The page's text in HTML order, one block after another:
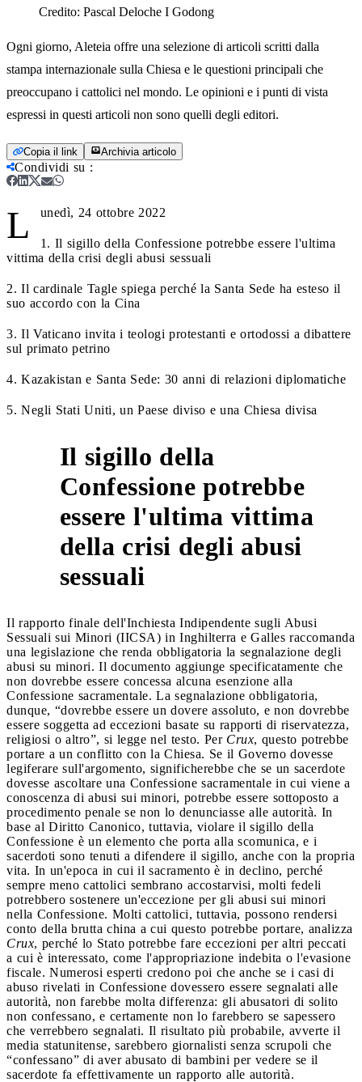
Credito: Pascal Deloche I Godong
Ogni giorno, Aleteia offre una selezione di articoli scritti dalla
stampa internazionale sulla Chiesa e le questioni principali che
preoccupano i cattolici nel mondo. Le opinioni e i punti di vista
espressi in questi articoli non sono quelli degli editori.
Copia il link Archivia articolo
Condividi su :
L unedì, 24 ottobre 2022
1. Il sigillo della Confessione potrebbe essere l'ultima
vittima della crisi degli abusi sessuali
2. Il cardinale Tagle spiega perché la Santa Sede ha esteso il
suo accordo con la Cina
3. Il Vaticano invita i teologi protestanti e ortodossi a dibattere
sul primato petrino
4. Kazakistan e Santa Sede: 30 anni di relazioni diplomatiche
5. Negli Stati Uniti, un Paese diviso e una Chiesa divisa
Il sigillo della
Confessione potrebbe
essere l'ultima vittima
della crisi degli abusi
sessuali
Il rapporto finale dell'Inchiesta Indipendente sugli Abusi
Sessuali sui Minori (IICSA) in Inghilterra e Galles raccomanda
una legislazione che renda obbligatoria la segnalazione degli
abusi su minori. Il documento aggiunge specificatamente che
non dovrebbe essere concessa alcuna esenzione alla
Confessione sacramentale. La segnalazione obbligatoria,
dunque, “dovrebbe essere un dovere assoluto, e non dovrebbe
essere soggetta ad eccezioni basate su rapporti di riservatezza,
religiosi o altro”, si legge nel testo. Per Crux, questo potrebbe
portare a un conflitto con la Chiesa. Se il Governo dovesse
legiferare sull'argomento, significherebbe che se un sacerdote
dovesse ascoltare una Confessione sacramentale in cui viene a
conoscenza di abusi sui minori, potrebbe essere sottoposto a
procedimento penale se non lo denunciasse alle autorità. In
base al Diritto Canonico, tuttavia, violare il sigillo della
Confessione è un elemento che porta alla scomunica, e i
sacerdoti sono tenuti a difendere il sigillo, anche con la propria
vita. In un'epoca in cui il sacramento è in declino, perché
sempre meno cattolici sembrano accostarvisi, molti fedeli
potrebbero sostenere un'eccezione per gli abusi sui minori
nella Confessione. Molti cattolici, tuttavia, possono rendersi
conto della brutta china a cui questo potrebbe portare, analizza
Crux, perché lo Stato potrebbe fare eccezioni per altri peccati
a cui è interessato, come l'appropriazione indebita o l'evasione
fiscale. Numerosi esperti credono poi che anche se i casi di
abuso rivelati in Confessione dovessero essere segnalati alle
autorità, non farebbe molta differenza: gli abusatori di solito
non confessano, e certamente non lo farebbero se sapessero
che verrebbero segnalati. Il risultato più probabile, avverte il
media statunitense, sarebbero giornalisti senza scrupoli che
“confessano” di aver abusato di bambini per vedere se il
sacerdote fa effettivamente un rapporto alle autorità.